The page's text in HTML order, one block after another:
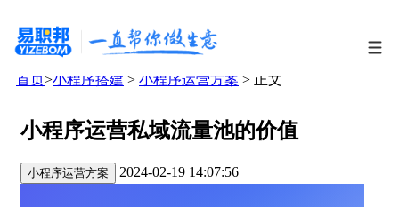
首页>小程序搭建 > 小程序运营方案 > 正文
小程序运营私域流量池的价值
小程序运营方案 2024-02-19 14:07:56